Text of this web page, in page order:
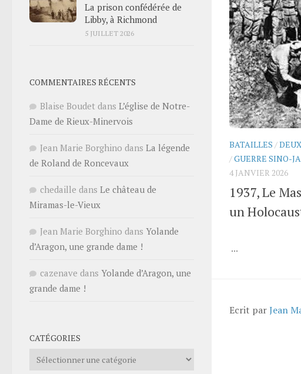
BATAILLES /
/GUERRE SINO-
4 JANVIER 2026
1937, Le
un
...
Ecrit parJean
La prison confédérée de
Libby, à Richmond
5 JUILLET 2026
COMMENTAIRES RÉCENTS
Blaise Boudet dans L’église de Notre-
Dame de Rieux-Minervois
Jean Marie Borghino dans La légende
de Roland de Roncevaux
chedaille dans Le château de
Miramas-le-Vieux
Jean Marie Borghino dans Yolande
d’Aragon, une grande dame !
cazenave dans Yolande d’Aragon, une
grande dame !
CATÉGORIES
Catégories